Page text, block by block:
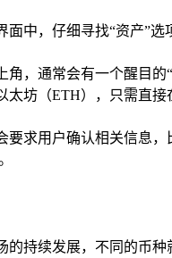
面中，仔细寻找“资产”
角，通常会有一个醒目
坊（ETH），只需直
要求用户确认相关信息
的持续发展，不同的币